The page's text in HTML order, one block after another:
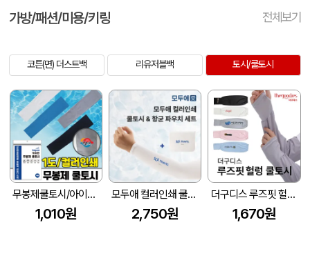
가방/패션/미용/키링 전체보기
코튼(면) 더스트백 리유저블백 토시/쿨토시
무봉제쿨토시/아이스쿨토시/냉감토시/UV차단 (36x8(9)cm)
1,010원
모두애 컬러인쇄 쿨토시와 항균가공 파우치
2,750원
더구디스 루즈핏 헐렁쿨토시
1,670원